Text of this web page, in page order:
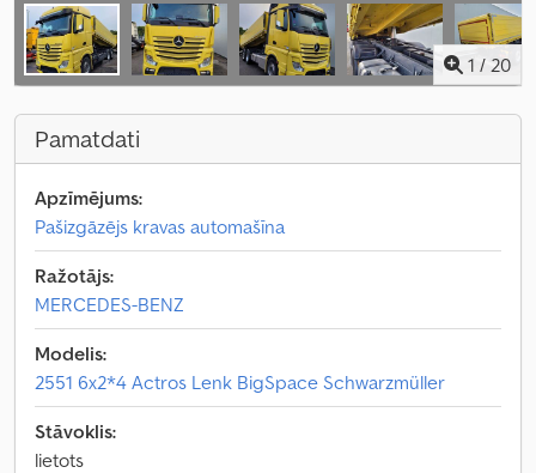
1 / 20
Pamatdati
Apzīmējums:
Pašizgāzējs kravas automašīna
Ražotājs:
MERCEDES-BENZ
Modelis:
2551 6x2*4 Actros Lenk BigSpace Schwarzmüller
Stāvoklis:
lietots